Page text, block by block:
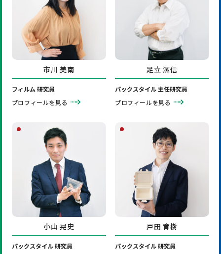
市川 美南
フィルム 研究員
プロフィールを見る
足立 潔信
パックスタイル 主任研究員
プロフィールを見る
小山 晃史
パックスタイル 研究員
戸田 育樹
パックスタイル 研究員